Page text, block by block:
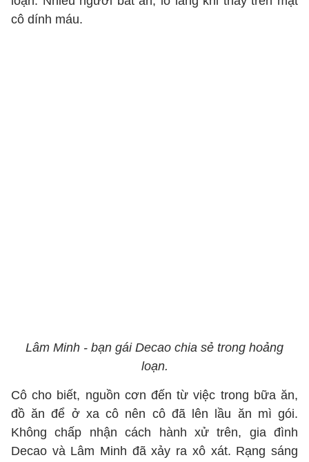
cô dính máu.
Lâm Minh - bạn gái Decao chia sẻ trong hoảng
loạn.
Cô cho biết, nguồn cơn đến từ việc trong bữa ăn,
đồ ăn để ở xa cô nên cô đã lên lầu ăn mì gói.
Không chấp nhận cách hành xử trên, gia đình
Decao và Lâm Minh đã xảy ra xô xát. Rạng sáng